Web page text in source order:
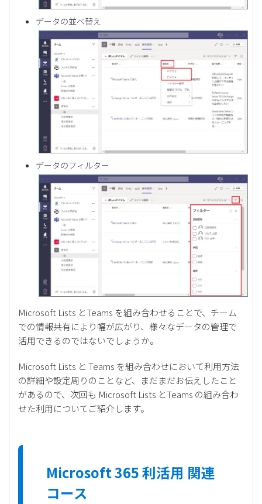
データの並べ替え
データのフィルター
Microsoft Lists とTeams を組み合わせることで、チーム
での情報共有により幅が広がり、様々なデータの管理で
活用できるのではないでしょうか。
Microsoft Lists と Teams を組み合わせにおいて利用方法
の詳細や設定周りのことなど、まだまだお伝えしたこと
があるので、次回も Microsoft Lists とTeams の組み合わ
せた利用についてご紹介します。
Microsoft 365 利活用 関連
コース